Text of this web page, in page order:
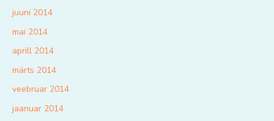
juuni 2014
mai 2014
aprill 2014
märts 2014
veebruar 2014
jaanuar 2014